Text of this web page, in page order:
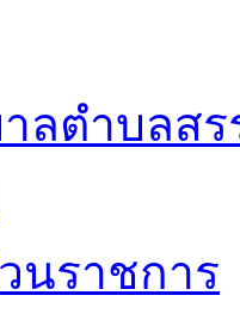
ลตำบลส
นราชการ